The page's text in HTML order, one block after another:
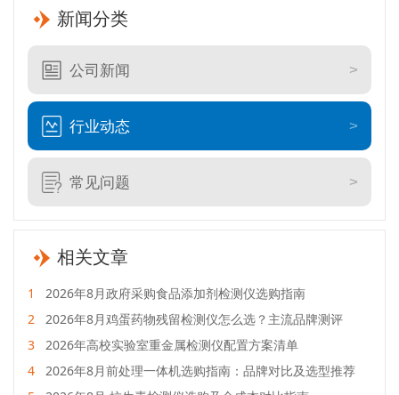
新闻分类
公司新闻
行业动态
常见问题
相关文章
1
2026年8月政府采购食品添加剂检测仪选购指南
2
2026年8月鸡蛋药物残留检测仪怎么选？主流品牌测评
3
2026年高校实验室重金属检测仪配置方案清单
4
2026年8月前处理一体机选购指南：品牌对比及选型推荐